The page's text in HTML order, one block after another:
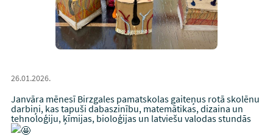
26.01.2026.
Janvāra mēnesī Birzgales pamatskolas gaiteņus rotā skolēnu
darbiņi, kas tapuši dabaszinību, matemātikas, dizaina un
tehnoloģiju, ķīmijas, bioloģijas un latviešu valodas stundās